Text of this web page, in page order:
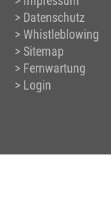
Datenschutz
Whistleblowing
Sitemap
Fernwartung
Login